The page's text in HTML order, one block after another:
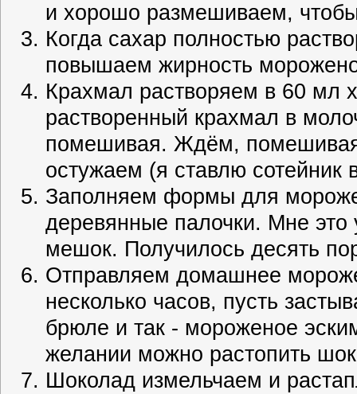
и хорошо размешиваем,
Когда сахар полностью
повышаем жирность
Крахмал растворяем в 60 мл
растворенный крахмал в
помешивая. Ждём,
остужаем (я ставлю сотейник
Заполняем формы для
деревянные палочки. Мне это
мешок. Получилось десять
Отправляем домашнее
несколько часов, пусть
брюле и так - мороженое
желании можно растопить
Шоколад измельчаем и